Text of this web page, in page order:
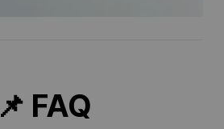
📌 FAQ